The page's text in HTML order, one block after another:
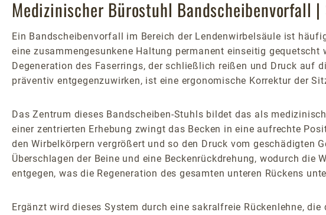
Medizinischer Bürostuhl Bandscheibenvorfall
Ein Bandscheibenvorfall im Bereich der Lendenwirbelsäule ist
eine zusammengesunkene Haltung permanent einseitig
Degeneration des Faserrings, der schließlich reißen und Druck auf
präventiv entgegenzuwirken, ist eine ergonomische Korrektur der
Das Zentrum dieses Bandscheiben-Stuhls bildet das als
einer zentrierten Erhebung zwingt das Becken in eine aufrechte
den Wirbelkörpern vergrößert und so den Druck vom geschädigten
Überschlagen der Beine und eine Beckenrückdrehung, wodurch
entgegen, was die Regeneration des gesamten unteren Rückens
Ergänzt wird dieses System durch eine sakralfreie Rückenlehne,